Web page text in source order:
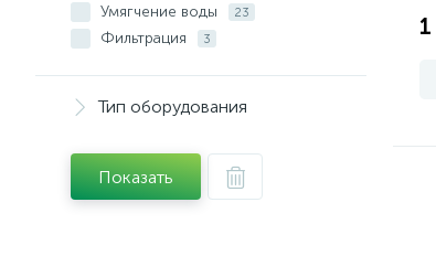
Умягчение воды 23
Фильтрация 3
Тип оборудования
Показать